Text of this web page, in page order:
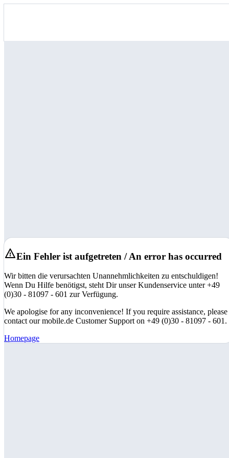
Ein Fehler ist aufgetreten / An error has occurred
Wir bitten die verursachten Unannehmlichkeiten zu entschuldigen!
Wenn Du Hilfe benötigst, steht Dir unser Kundenservice unter +49
(0)30 - 81097 - 601 zur Verfügung.
We apologise for any inconvenience! If you require assistance, please
contact our mobile.de Customer Support on +49 (0)30 - 81097 - 601.
Homepage